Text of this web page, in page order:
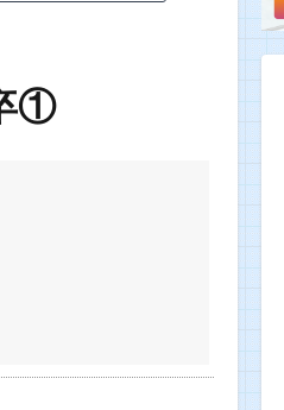
①